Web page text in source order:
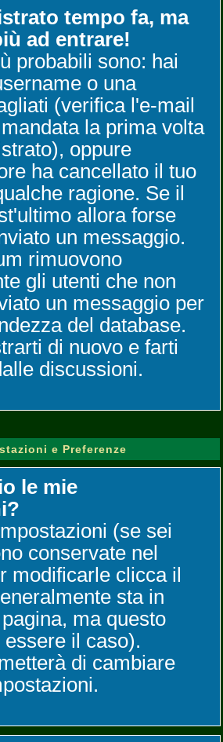
tempo fa, ma
ad entrare!
probabili sono: hai
o una
(verifica l'e-mail
la prima volta
oppure
ha cancellato il tuo
ragione. Se il
allora forse
un messaggio.
rimuovono
gli utenti che non
un messaggio per
del database.
di nuovo e farti
discussioni.
e Preferenze
le mie
(se sei
conservate nel
modificarle clicca il
sta in
ma questo
il caso).
di cambiare